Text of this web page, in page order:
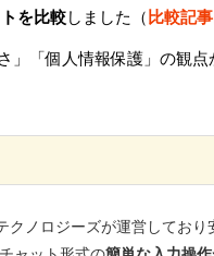
を比較しました（比較記
「個人情報保護」の観